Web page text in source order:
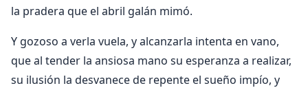
la pradera que el abril galán mimó.
Y gozoso a verla vuela, y alcanzarla intenta en vano,
que al tender la ansiosa mano su esperanza a realizar,
su ilusión la desvanece de repente el sueño impío, y